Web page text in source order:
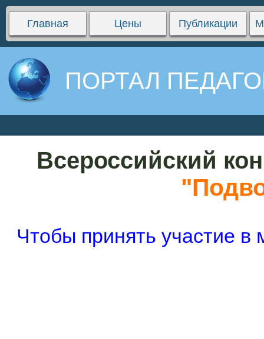
Главная Цены Публикации
ПОРТАЛ
Всероссийский
Чтобы принять участие